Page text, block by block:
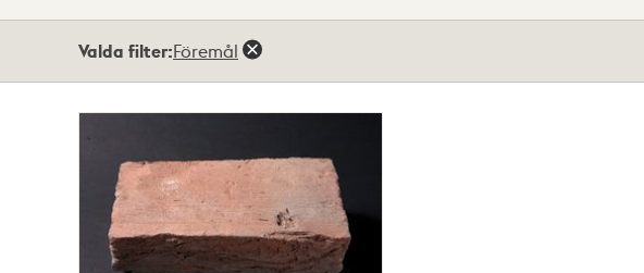
Valda filter:Föremål